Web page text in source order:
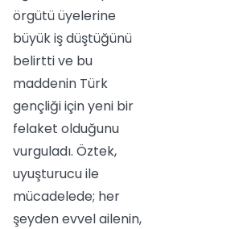
örgütü üyelerine
büyük iş düştüğünü
belirtti ve bu
maddenin Türk
gençliği için yeni bir
felaket olduğunu
vurguladı. Öztek,
uyuşturucu ile
mücadelede; her
şeyden evvel ailenin,